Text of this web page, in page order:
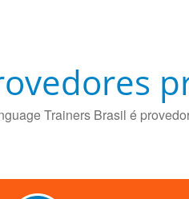
Trainers Brasil é